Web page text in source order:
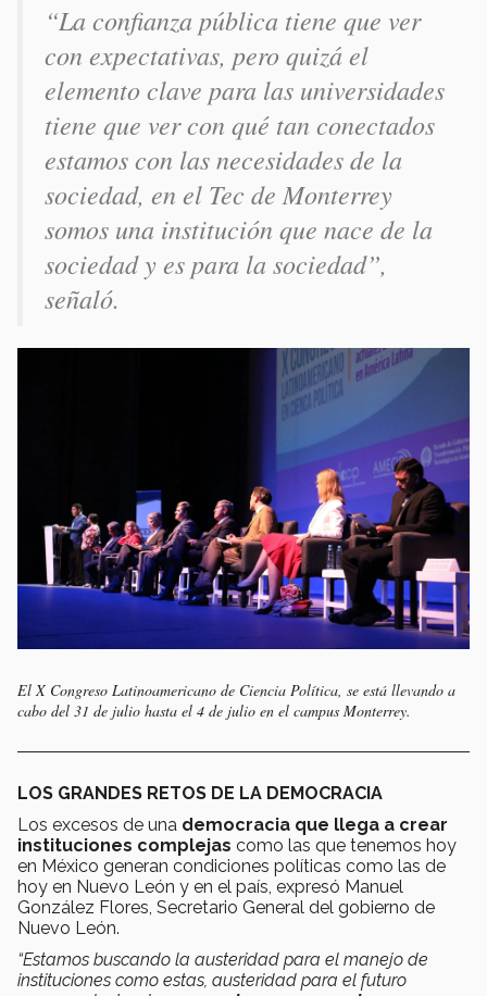
“La confianza pública tiene que ver
con expectativas, pero quizá el
elemento clave para las universidades
tiene que ver con qué tan conectados
estamos con las necesidades de la
sociedad, en el Tec de Monterrey
somos una institución que nace de la
sociedad y es para la sociedad”,
señaló.
El X Congreso Latinoamericano de Ciencia Política, se está llevando a
cabo del 31 de julio hasta el 4 de julio en el campus Monterrey.
LOS GRANDES RETOS DE LA DEMOCRACIA
Los excesos de una democracia que llega a crear
instituciones complejas como las que tenemos hoy
en México generan condiciones políticas como las de
hoy en Nuevo León y en el país, expresó Manuel
González Flores, Secretario General del gobierno de
Nuevo León.
“Estamos buscando la austeridad para el manejo de
instituciones como estas, austeridad para el futuro